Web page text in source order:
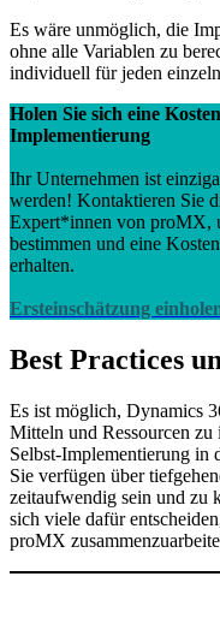
Es wäre unmöglich, die
ohne alle Variablen zu
individuell für jeden
Holen Sie sich eine
Implementierung
Ihr Unternehmen ist
werden! Kontaktieren Sie
Expert*innen von proMX,
bestimmen und eine
erhalten.
Ersteinschätzung
Best Practices
Es ist möglich, Dynamics
Mitteln und Ressourcen
Selbst-Implementierung in
Sie verfügen über
zeitaufwendig sein und zu
sich viele dafür
proMX